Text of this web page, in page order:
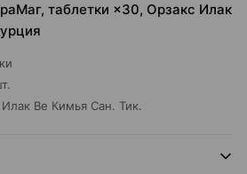
таблетки ×30, Орзакс Илак
Илак Ве Кимья Сан. Тик.